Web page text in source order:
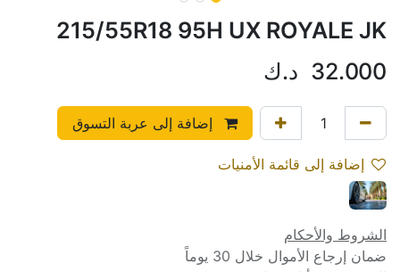
215/55R18 95H UX ROYALE JK
32.000 د.ك
إضافة إلى عربة التسوق
إضافة إلى قائمة الأمنيات
الشروط والأحكام
ضمان إرجاع الأموال خلال 30 يوماً